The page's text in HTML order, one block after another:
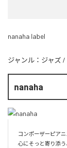
nanaha label
ジャンル： ジャズ /
nanaha
コンポーザーピアニ
心にそっと寄り添う